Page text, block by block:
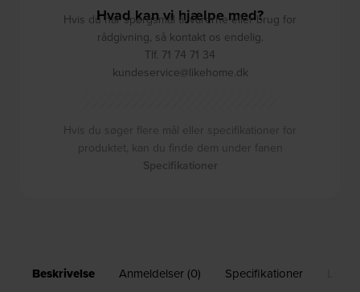
Beskrivelse Anmeldelser (0) Specifikationer
Hvad kan vi hjælpe med?
Hvis du har spørgsmål til varerne eller brug for
rådgivning, så kontakt os endelig.
Tlf. 71 74 71 34
kundeservice@likehome.dk
Hvis du søger flere mål eller specifikationer for
produktet, kan du finde dem under fanen
Specifikationer